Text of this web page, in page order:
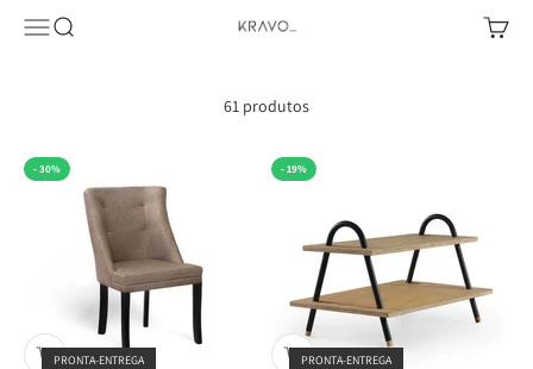
Pular para o conteúdo
Abrir menu de navegação
Abrir pesquisa KRAVO urban design Abrir
61 produtos
- 30%
PRONTA-ENTREGA
- 19%
PRONTA-ENTREGA